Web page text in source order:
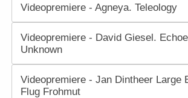
Videopremiere - Agneya. Teleology
Videopremiere - David Giesel.
Unknown
Videopremiere - Jan Dintheer Large
Flug Frohmut